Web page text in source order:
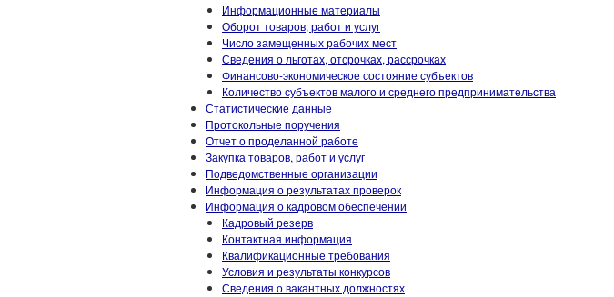
Информационные материалы
Оборот товаров, работ и услуг
Число замещенных рабочих мест
Сведения о льготах, отсрочках, рассрочках
Финансово-экономическое состояние субъектов
Количество субъектов малого и среднего предпринимательства
Статистические данные
Протокольные поручения
Отчет о проделанной работе
Закупка товаров, работ и услуг
Подведомственные организации
Информация о результатах проверок
Информация о кадровом обеспечении
Кадровый резерв
Контактная информация
Квалификационные требования
Условия и результаты конкурсов
Сведения о вакантных должностях